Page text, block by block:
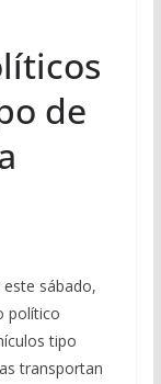
de
sábado,
político
tipo
transportan